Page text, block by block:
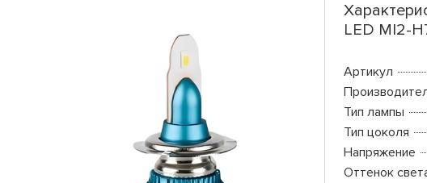
LED MI2-
Артикул
Тип лампы
Тип цоколя
Напряжение
Оттенок